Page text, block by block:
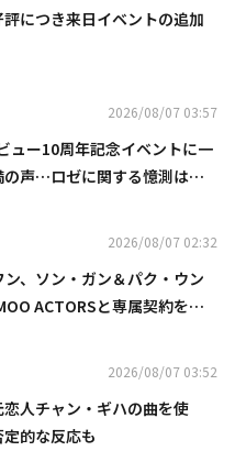
につき来日イベントの追加
2026/08/07 03:57
ュー10周年記念イベントに一
の声…ロゼに関する憶測は否
2026/08/07 02:32
ン、ソン・ガン＆パク・ウン
ACTORSと専属契約を締
2026/08/07 03:52
人チャン・ギハの曲を使
的な反応も